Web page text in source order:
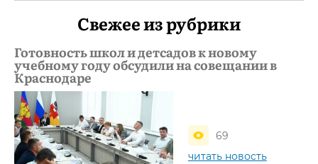
Свежее из рубрики
Готовность школ и детсадов к новому
учебному году обсудили на совещании в
Краснодаре
69
читать новость